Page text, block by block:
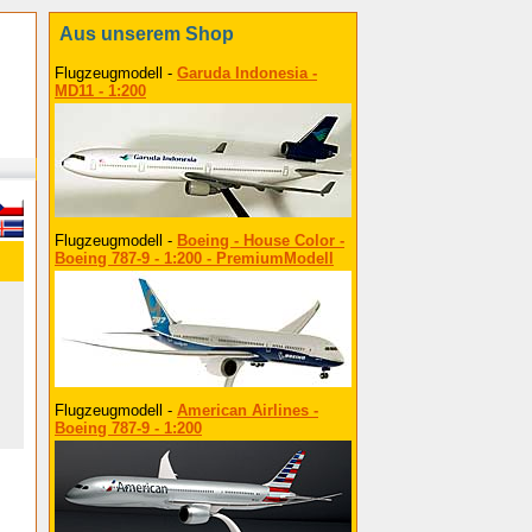
Aus unserem Shop
Flugzeugmodell - Garuda Indonesia -
MD11 - 1:200
Flugzeugmodell - Boeing - House Color -
Boeing 787-9 - 1:200 - PremiumModell
Flugzeugmodell - American Airlines -
Boeing 787-9 - 1:200